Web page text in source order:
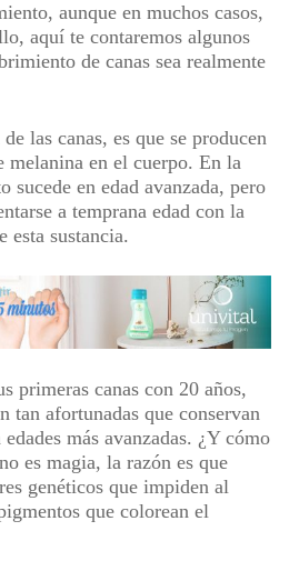
aunque en muchos casos,
aquí te contaremos algunos
de canas sea realmente
las canas, es que se producen
melanina en el cuerpo. En la
sucede en edad avanzada, pero
a temprana edad con la
esta sustancia.
primeras canas con 20 años,
tan afortunadas que conservan
más avanzadas. ¿Y cómo
es magia, la razón es que
genéticos que impiden al
que colorean el